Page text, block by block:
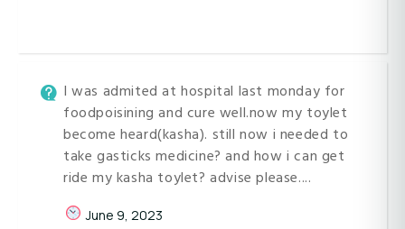
I was admited at hospital last monday for
foodpoisining and cure well.now my toylet
become heard(kasha). still now i needed to
take gasticks medicine? and how i can get
ride my kasha toylet? advise please....
June 9, 2023